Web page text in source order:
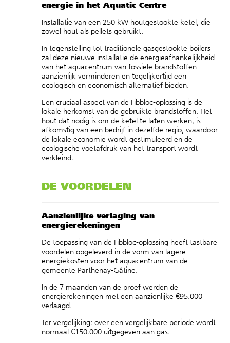
energie in het Aquatic Centre
Installatie van een 250 kW houtgestookte ketel, die
zowel hout als pellets gebruikt.
In tegenstelling tot traditionele gasgestookte boilers
zal deze nieuwe installatie de energieafhankelijkheid
van het aquacentrum van fossiele brandstoffen
aanzienlijk verminderen en tegelijkertijd een
ecologisch en economisch alternatief bieden.
Een cruciaal aspect van de Tibbloc-oplossing is de
lokale herkomst van de gebruikte brandstoffen. Het
hout dat nodig is om de ketel te laten werken, is
afkomstig van een bedrijf in dezelfde regio, waardoor
de lokale economie wordt gestimuleerd en de
ecologische voetafdruk van het transport wordt
verkleind.
DE VOORDELEN
Aanzienlijke verlaging van
energierekeningen
De toepassing van de Tibbloc-oplossing heeft tastbare
voordelen opgeleverd in de vorm van lagere
energiekosten voor het aquacentrum van de
gemeente Parthenay-Gâtine.
In de 7 maanden van de proef werden de
energierekeningen met een aanzienlijke €95.000
verlaagd.
Ter vergelijking: over een vergelijkbare periode wordt
normaal €150.000 uitgegeven aan gas.